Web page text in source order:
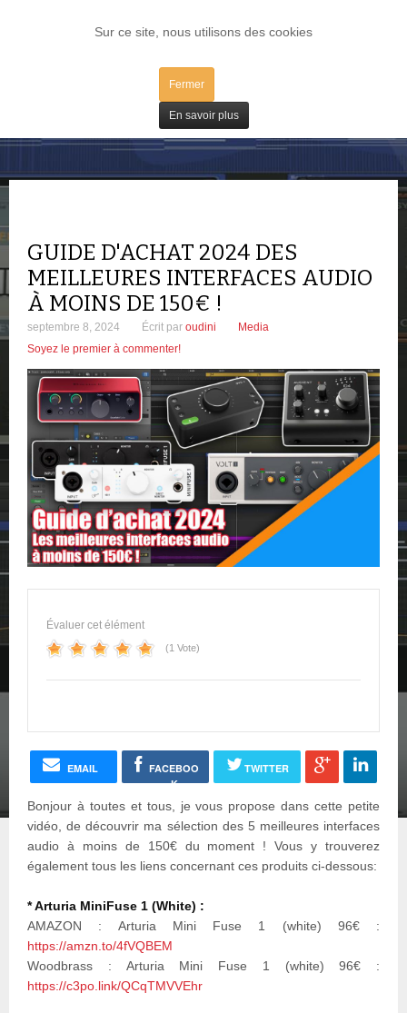
Sur ce site, nous utilisons des cookies
Fermer
En savoir plus
LOG IN
GUIDE D'ACHAT 2024 DES
MEILLEURES INTERFACES AUDIO
À MOINS DE 150€ !
septembre 8, 2024 Écrit par oudini
Media
Soyez le premier à commenter!
Évaluer cet élément
(1 Vote)
EMAIL
FACEBOO
K
TWITTER
Bonjour à toutes et tous, je vous propose dans cette petite
vidéo, de découvrir ma sélection des 5 meilleures interfaces
audio à moins de 150€ du moment ! Vous y trouverez
également tous les liens concernant ces produits ci-dessous:
* Arturia MiniFuse 1 (White) :
AMAZON : Arturia Mini Fuse 1 (white) 96€ :
https://amzn.to/4fVQBEM
Woodbrass : Arturia Mini Fuse 1 (white) 96€ :
https://c3po.link/QCqTMVVEhr